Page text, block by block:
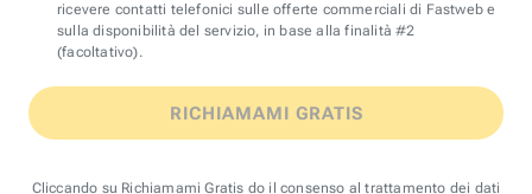
ricevere contatti telefonici sulle offerte commerciali di Fastweb e
sulla disponibilità del servizio, in base alla finalità #2
(facoltativo).
RICHIAMAMI GRATIS
Cliccando su Richiamami Gratis do il consenso al trattamento dei dati